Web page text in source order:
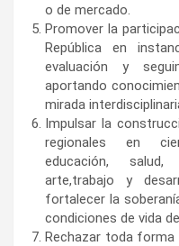
o de mercado.
Promover la
República en
evaluación y
aportando
mirada
Impulsar la
regionales en
educación, salud,
arte,trabajo y
fortalecer la
condiciones de vida
Rechazar toda forma